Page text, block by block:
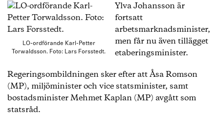
LO-ordförande Karl-Petter
Torwaldsson. Foto: Lars Forsstedt.
Ylva Johansson är
fortsatt
arbetsmarknadsminister,
men får nu även tillägget
etaberingsminister.
Regeringsombildningen sker efter att Åsa Romson
(MP), miljöminister och vice statsminister, samt
bostadsminister Mehmet Kaplan (MP) avgått som
statsråd.